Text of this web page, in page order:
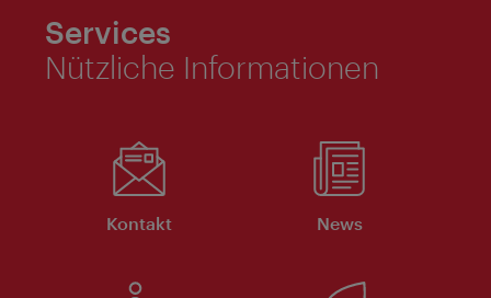
Services
Nützliche Informationen
Kontakt News